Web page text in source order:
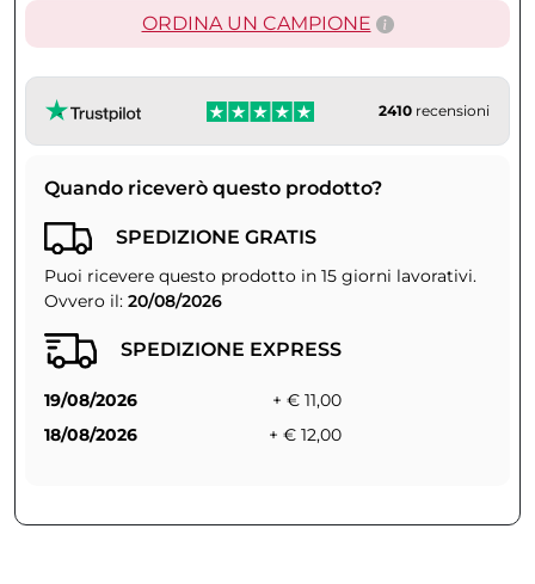
ORDINA UN CAMPIONE
2410 recensioni
Quando riceverò questo prodotto?
SPEDIZIONE GRATIS
Puoi ricevere questo prodotto in 15 giorni lavorativi.
Ovvero il: 20/08/2026
SPEDIZIONE EXPRESS
19/08/2026
+ € 11,00
18/08/2026
+ € 12,00